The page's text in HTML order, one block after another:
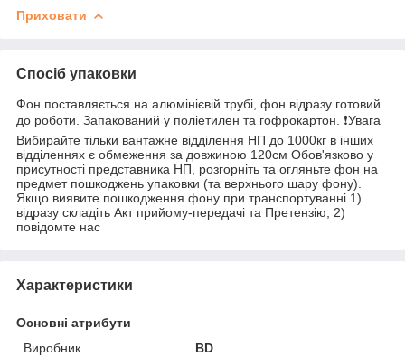
Приховати
Спосіб упаковки
Фон поставляється на алюмінієвій трубі, фон відразу готовий
до роботи. Запакований у поліетилен та гофрокартон. ❗️Увага
Вибирайте тільки вантажне відділення НП до 1000кг в інших
відділеннях є обмеження за довжиною 120см Обов'язково у
присутності представника НП, розгорніть та огляньте фон на
предмет пошкоджень упаковки (та верхнього шару фону).
Якщо виявите пошкодження фону при транспортуванні 1)
відразу складіть Акт прийому-передачі та Претензію, 2)
повідомте нас
Характеристики
Основні атрибути
Виробник
BD